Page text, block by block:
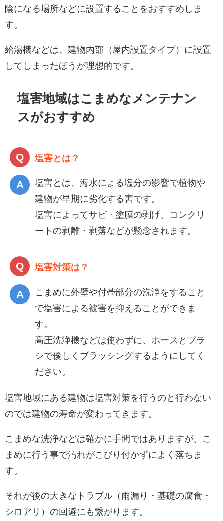
陰になる場所などに設置することをおすすめしま
す。
給湯機などは、建物内部（屋内設置タイプ）に設置
してしまったほうが理想的です。
塩害地域はこまめなメンテナン
スがおすすめ
塩害とは？
塩害とは、海水による塩分の影響で植物や
建物が早期に劣化する害です。
塩害によってサビ・塗膜の剥げ、コンクリ
ートの剥離・剥落などが懸念されます。
塩害対策は？
こまめに外壁や付帯部分の洗浄をすること
で塩害による被害を抑えることができま
す。
高圧洗浄機などは使わずに、ホースとブラ
シで優しくブラッシングするようにしてく
ださい。
塩害地域にある建物は塩害対策を行うのと行わない
のでは建物の寿命が変わってきます。
こまめな洗浄などは確かに手間ではありますが、こ
まめに行う事で汚れがこびり付かずによく落ちま
す。
それが後の大きなトラブル（雨漏り・基礎の腐食・
シロアリ）の回避にも繋がります。